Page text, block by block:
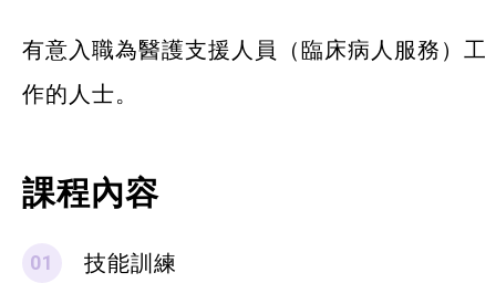
有意入職為醫護支援人員（臨床病人服務）工
作的人士。
課程內容
技能訓練